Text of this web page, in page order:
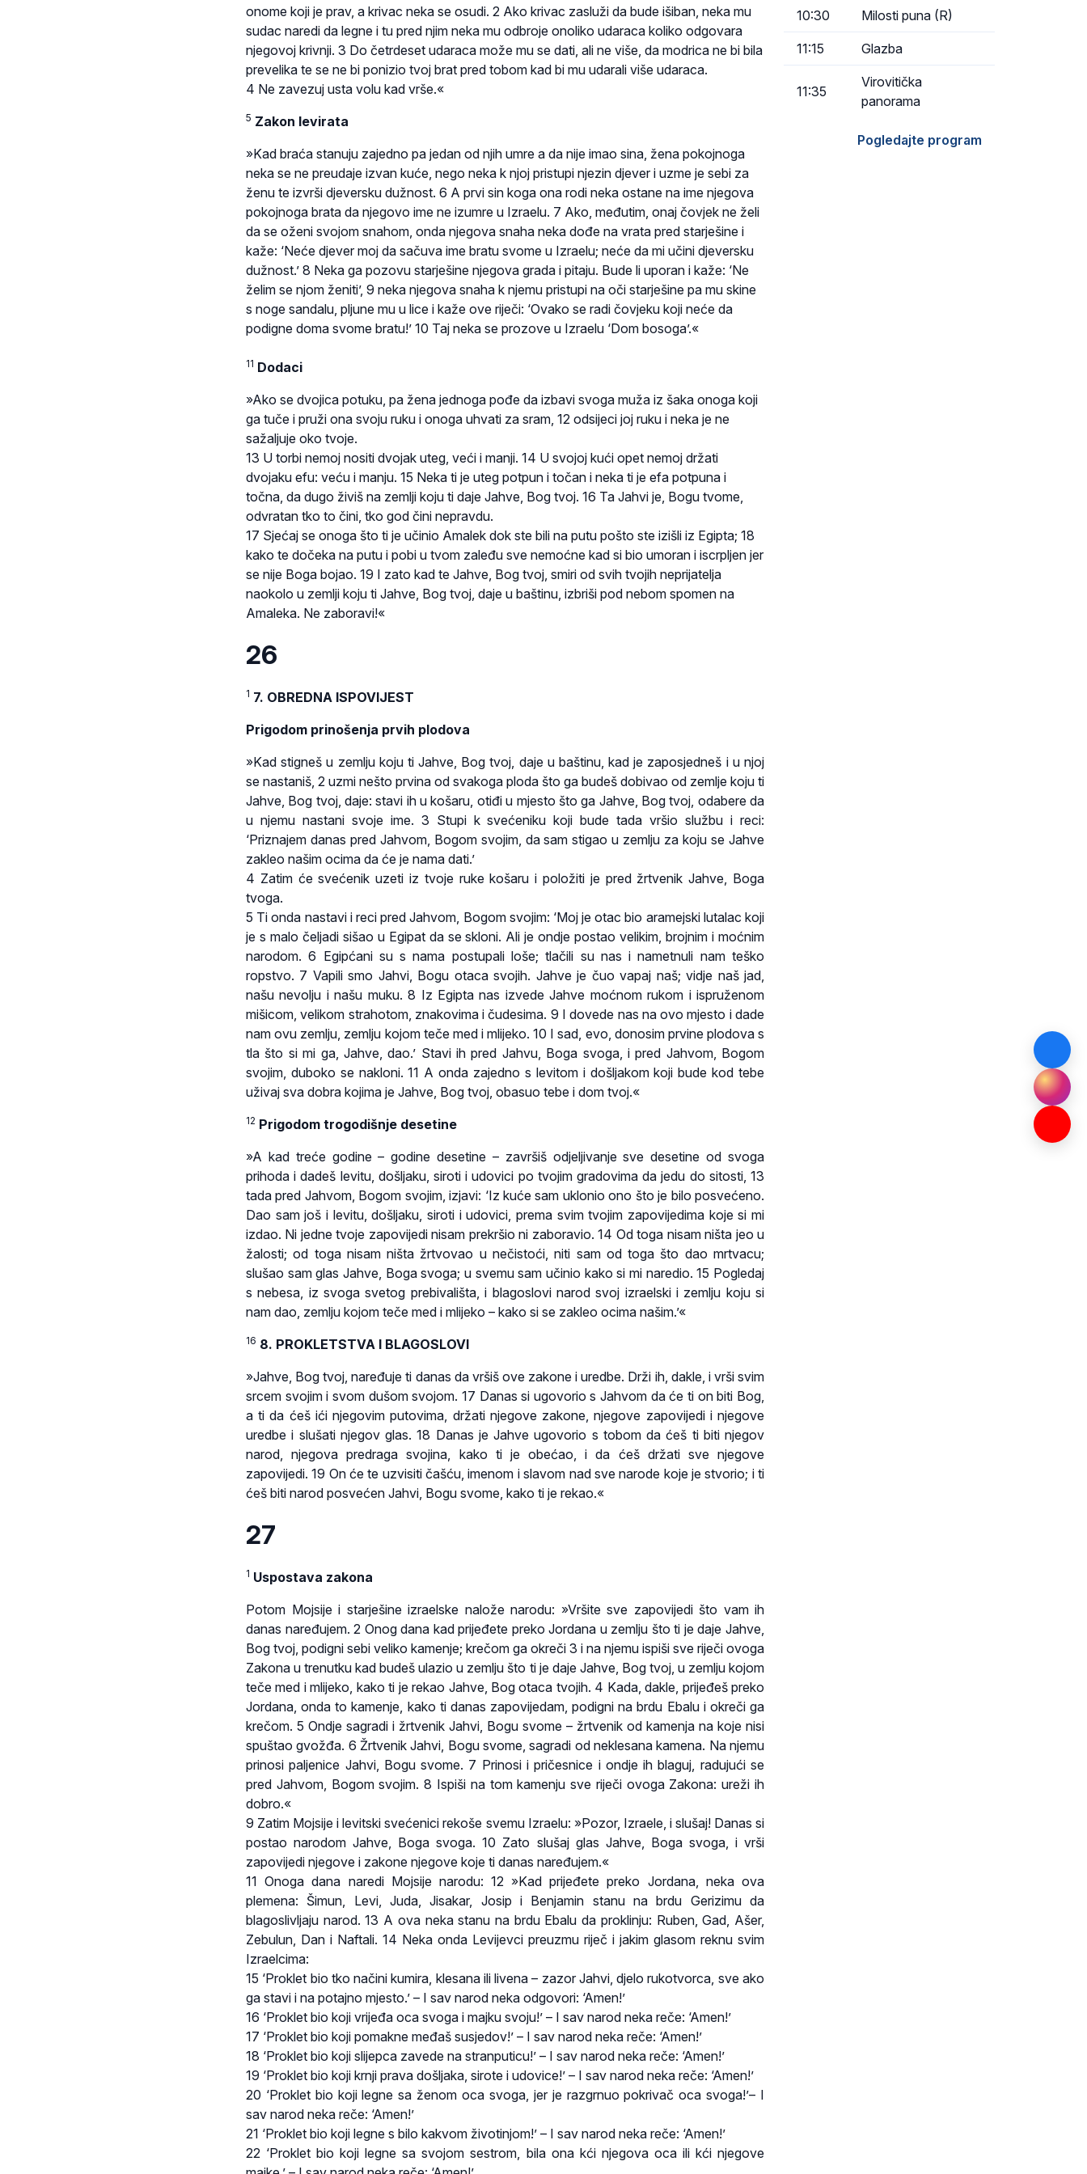
onome koji je prav, a krivac neka se osudi. 2 Ako krivac zasluži da bude išiban, neka mu
sudac naredi da legne i tu pred njim neka mu odbroje onoliko udaraca koliko odgovara
njegovoj krivnji. 3 Do četrdeset udaraca može mu se dati, ali ne više, da modrica ne bi bila
prevelika te se ne bi ponizio tvoj brat pred tobom kad bi mu udarali više udaraca.
4 Ne zavezuj usta volu kad vrše.«
5 Zakon levirata
»Kad braća stanuju zajedno pa jedan od njih umre a da nije imao sina, žena pokojnoga
neka se ne preudaje izvan kuće, nego neka k njoj pristupi njezin djever i uzme je sebi za
ženu te izvrši djeversku dužnost. 6 A prvi sin koga ona rodi neka ostane na ime njegova
pokojnoga brata da njegovo ime ne izumre u Izraelu. 7 Ako, međutim, onaj čovjek ne želi
da se oženi svojom snahom, onda njegova snaha neka dođe na vrata pred starješine i
kaže: ‘Neće djever moj da sačuva ime bratu svome u Izraelu; neće da mi učini djeversku
dužnost.’ 8 Neka ga pozovu starješine njegova grada i pitaju. Bude li uporan i kaže: ‘Ne
želim se njom ženiti’, 9 neka njegova snaha k njemu pristupi na oči starješine pa mu skine
s noge sandalu, pljune mu u lice i kaže ove riječi: ‘Ovako se radi čovjeku koji neće da
podigne doma svome bratu!’ 10 Taj neka se prozove u Izraelu ‘Dom bosoga’.«
11 Dodaci
»Ako se dvojica potuku, pa žena jednoga pođe da izbavi svoga muža iz šaka onoga koji
ga tuče i pruži ona svoju ruku i onoga uhvati za sram, 12 odsijeci joj ruku i neka je ne
sažaljuje oko tvoje.
13 U torbi nemoj nositi dvojak uteg, veći i manji. 14 U svojoj kući opet nemoj držati
dvojaku efu: veću i manju. 15 Neka ti je uteg potpun i točan i neka ti je efa potpuna i
točna, da dugo živiš na zemlji koju ti daje Jahve, Bog tvoj. 16 Ta Jahvi je, Bogu tvome,
odvratan tko to čini, tko god čini nepravdu.
17 Sjećaj se onoga što ti je učinio Amalek dok ste bili na putu pošto ste izišli iz Egipta; 18
kako te dočeka na putu i pobi u tvom zaleđu sve nemoćne kad si bio umoran i iscrpljen jer
se nije Boga bojao. 19 I zato kad te Jahve, Bog tvoj, smiri od svih tvojih neprijatelja
naokolo u zemlji koju ti Jahve, Bog tvoj, daje u baštinu, izbriši pod nebom spomen na
Amaleka. Ne zaboravi!«
26
1 7. OBREDNA ISPOVIJEST
Prigodom prinošenja prvih plodova
»Kad stigneš u zemlju koju ti Jahve, Bog tvoj, daje u baštinu, kad je zaposjedneš i u njoj
se nastaniš, 2 uzmi nešto prvina od svakoga ploda što ga budeš dobivao od zemlje koju ti
Jahve, Bog tvoj, daje: stavi ih u košaru, otiđi u mjesto što ga Jahve, Bog tvoj, odabere da
u njemu nastani svoje ime. 3 Stupi k svećeniku koji bude tada vršio službu i reci:
‘Priznajem danas pred Jahvom, Bogom svojim, da sam stigao u zemlju za koju se Jahve
zakleo našim ocima da će je nama dati.’
4 Zatim će svećenik uzeti iz tvoje ruke košaru i položiti je pred žrtvenik Jahve, Boga
tvoga.
5 Ti onda nastavi i reci pred Jahvom, Bogom svojim: ‘Moj je otac bio aramejski lutalac koji
je s malo čeljadi sišao u Egipat da se skloni. Ali je ondje postao velikim, brojnim i moćnim
narodom. 6 Egipćani su s nama postupali loše; tlačili su nas i nametnuli nam teško
ropstvo. 7 Vapili smo Jahvi, Bogu otaca svojih. Jahve je čuo vapaj naš; vidje naš jad,
našu nevolju i našu muku. 8 Iz Egipta nas izvede Jahve moćnom rukom i ispruženom
mišicom, velikom strahotom, znakovima i čudesima. 9 I dovede nas na ovo mjesto i dade
nam ovu zemlju, zemlju kojom teče med i mlijeko. 10 I sad, evo, donosim prvine plodova s
tla što si mi ga, Jahve, dao.’ Stavi ih pred Jahvu, Boga svoga, i pred Jahvom, Bogom
svojim, duboko se nakloni. 11 A onda zajedno s levitom i došljakom koji bude kod tebe
uživaj sva dobra kojima je Jahve, Bog tvoj, obasuo tebe i dom tvoj.«
12 Prigodom trogodišnje desetine
»A kad treće godine – godine desetine – završiš odjeljivanje sve desetine od svoga
prihoda i dadeš levitu, došljaku, siroti i udovici po tvojim gradovima da jedu do sitosti, 13
tada pred Jahvom, Bogom svojim, izjavi: ‘Iz kuće sam uklonio ono što je bilo posvećeno.
Dao sam još i levitu, došljaku, siroti i udovici, prema svim tvojim zapovijedima koje si mi
izdao. Ni jedne tvoje zapovijedi nisam prekršio ni zaboravio. 14 Od toga nisam ništa jeo u
žalosti; od toga nisam ništa žrtvovao u nečistoći, niti sam od toga što dao mrtvacu;
slušao sam glas Jahve, Boga svoga; u svemu sam učinio kako si mi naredio. 15 Pogledaj
s nebesa, iz svoga svetog prebivališta, i blagoslovi narod svoj izraelski i zemlju koju si
nam dao, zemlju kojom teče med i mlijeko – kako si se zakleo ocima našim.’«
16 8. PROKLETSTVA I BLAGOSLOVI
»Jahve, Bog tvoj, naređuje ti danas da vršiš ove zakone i uredbe. Drži ih, dakle, i vrši svim
srcem svojim i svom dušom svojom. 17 Danas si ugovorio s Jahvom da će ti on biti Bog,
a ti da ćeš ići njegovim putovima, držati njegove zakone, njegove zapovijedi i njegove
uredbe i slušati njegov glas. 18 Danas je Jahve ugovorio s tobom da ćeš ti biti njegov
narod, njegova predraga svojina, kako ti je obećao, i da ćeš držati sve njegove
zapovijedi. 19 On će te uzvisiti čašću, imenom i slavom nad sve narode koje je stvorio; i ti
ćeš biti narod posvećen Jahvi, Bogu svome, kako ti je rekao.«
27
1 Uspostava zakona
Potom Mojsije i starješine izraelske nalože narodu: »Vršite sve zapovijedi što vam ih
danas naređujem. 2 Onog dana kad prijeđete preko Jordana u zemlju što ti je daje Jahve,
Bog tvoj, podigni sebi veliko kamenje; krečom ga okreči 3 i na njemu ispiši sve riječi ovoga
Zakona u trenutku kad budeš ulazio u zemlju što ti je daje Jahve, Bog tvoj, u zemlju kojom
teče med i mlijeko, kako ti je rekao Jahve, Bog otaca tvojih. 4 Kada, dakle, prijeđeš preko
Jordana, onda to kamenje, kako ti danas zapovijedam, podigni na brdu Ebalu i okreči ga
krečom. 5 Ondje sagradi i žrtvenik Jahvi, Bogu svome – žrtvenik od kamenja na koje nisi
spuštao gvožđa. 6 Žrtvenik Jahvi, Bogu svome, sagradi od neklesana kamena. Na njemu
prinosi paljenice Jahvi, Bogu svome. 7 Prinosi i pričesnice i ondje ih blaguj, radujući se
pred Jahvom, Bogom svojim. 8 Ispiši na tom kamenju sve riječi ovoga Zakona: ureži ih
dobro.«
9 Zatim Mojsije i levitski svećenici rekoše svemu Izraelu: »Pozor, Izraele, i slušaj! Danas si
postao narodom Jahve, Boga svoga. 10 Zato slušaj glas Jahve, Boga svoga, i vrši
zapovijedi njegove i zakone njegove koje ti danas naređujem.«
11 Onoga dana naredi Mojsije narodu: 12 »Kad prijeđete preko Jordana, neka ova
plemena: Šimun, Levi, Juda, Jisakar, Josip i Benjamin stanu na brdu Gerizimu da
blagoslivljaju narod. 13 A ova neka stanu na brdu Ebalu da proklinju: Ruben, Gad, Ašer,
Zebulun, Dan i Naftali. 14 Neka onda Levijevci preuzmu riječ i jakim glasom reknu svim
Izraelcima:
15 ‘Proklet bio tko načini kumira, klesana ili livena – zazor Jahvi, djelo rukotvorca, sve ako
ga stavi i na potajno mjesto.’ – I sav narod neka odgovori: ‘Amen!’
16 ‘Proklet bio koji vrijeđa oca svoga i majku svoju!’ – I sav narod neka reče: ‘Amen!’
17 ‘Proklet bio koji pomakne međaš susjedov!’ – I sav narod neka reče: ‘Amen!’
18 ‘Proklet bio koji slijepca zavede na stranputicu!’ – I sav narod neka reče: ‘Amen!’
19 ‘Proklet bio koji krnji prava došljaka, sirote i udovice!’ – I sav narod neka reče: ‘Amen!’
20 ‘Proklet bio koji legne sa ženom oca svoga, jer je razgrnuo pokrivač oca svoga!’– I
sav narod neka reče: ‘Amen!’
21 ‘Proklet bio koji legne s bilo kakvom životinjom!’ – I sav narod neka reče: ‘Amen!’
22 ‘Proklet bio koji legne sa svojom sestrom, bila ona kći njegova oca ili kći njegove
10:30 Milosti puna (R)
11:15 Glazba
11:35
Virovitička
panorama
Pogledajte program